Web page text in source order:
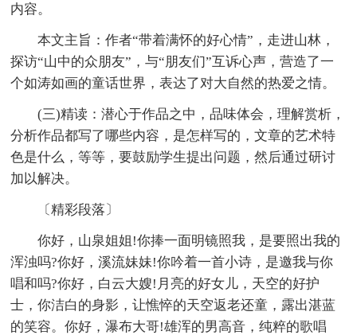
内容。
本文主旨：作者“带着满怀的好心情”，走进山林，
探访“山中的众朋友”，与“朋友们”互诉心声，营造了一
个如涛如画的童话世界，表达了对大自然的热爱之情。
(三)精读：潜心于作品之中，品味体会，理解赏析，
分析作品都写了哪些内容，是怎样写的，文章的艺术特
色是什么，等等，要鼓励学生提出问题，然后通过研讨
加以解决。
〔精彩段落〕
你好，山泉姐姐!你捧一面明镜照我，是要照出我的
浑浊吗?你好，溪流妹妹!你吟着一首小诗，是邀我与你
唱和吗?你好，白云大嫂!月亮的好女儿，天空的好护
士，你洁白的身影，让憔悴的天空返老还童，露出湛蓝
的笑容。你好，瀑布大哥!雄浑的男高音，纯粹的歌唱